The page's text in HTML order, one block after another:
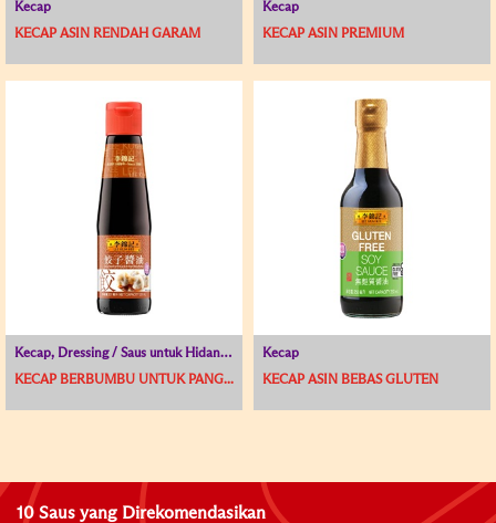
Kecap
KECAP ASIN RENDAH GARAM
Kecap
KECAP ASIN PREMIUM
Kecap, Dressing / Saus untuk Hidangan Dingin
KECAP BERBUMBU UNTUK PANG...
Kecap
KECAP ASIN BEBAS GLUTEN
10 Saus yang Direkomendasikan